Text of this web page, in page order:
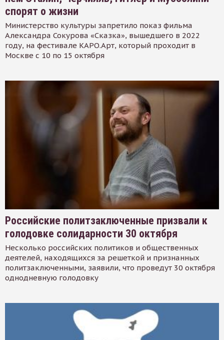
спорят о жизни
Министерство культуры запретило показ фильма
Александра Сокурова «Сказка», вышедшего в 2022
году, на фестивале КАРО.Арт, который проходит в
Москве с 10 по 15 октября
Российские политзаключенные призвали к
голодовке солидарности 30 октября
Несколько российских политиков и общественных
деятелей, находящихся за решеткой и признанных
политзаключенными, заявили, что проведут 30 октября
однодневную голодовку